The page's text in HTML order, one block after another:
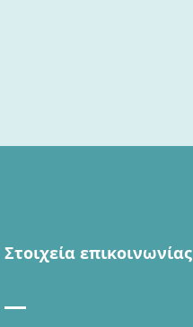
Στοιχεία επικοινωνίας